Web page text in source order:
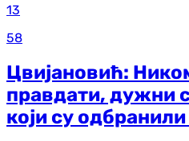
13
58
Цвијановић:
правдати, дужни
који су